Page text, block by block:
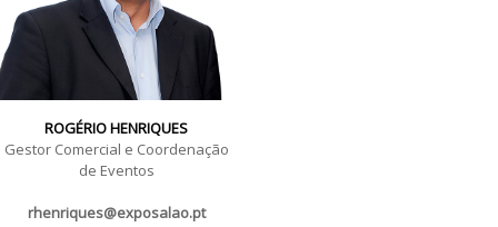
ROGÉRIO HENRIQUES
Gestor Comercial e Coordenação
de Eventos
rhenriques@exposalao.pt